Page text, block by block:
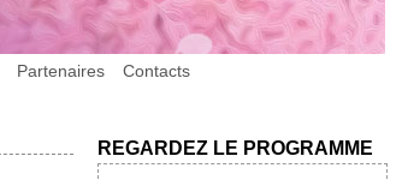
Partenaires Contacts
REGARDEZ LE PROGRAMME